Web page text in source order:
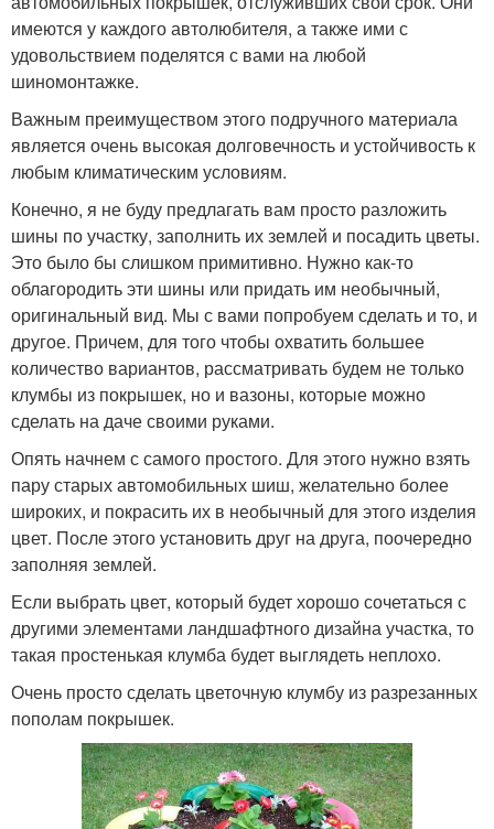
имеются у каждого автолюбителя, а также ими с
удовольствием поделятся с вами на любой
шиномонтажке.
Важным преимуществом этого подручного материала
является очень высокая долговечность и устойчивость к
любым климатическим условиям.
Конечно, я не буду предлагать вам просто разложить
шины по участку, заполнить их землей и посадить цветы.
Это было бы слишком примитивно. Нужно как-то
облагородить эти шины или придать им необычный,
оригинальный вид. Мы с вами попробуем сделать и то, и
другое. Причем, для того чтобы охватить большее
количество вариантов, рассматривать будем не только
клумбы из покрышек, но и вазоны, которые можно
сделать на даче своими руками.
Опять начнем с самого простого. Для этого нужно взять
пару старых автомобильных шиш, желательно более
широких, и покрасить их в необычный для этого изделия
цвет. После этого установить друг на друга, поочередно
заполняя землей.
Если выбрать цвет, который будет хорошо сочетаться с
другими элементами ландшафтного дизайна участка, то
такая простенькая клумба будет выглядеть неплохо.
Очень просто сделать цветочную клумбу из разрезанных
пополам покрышек.